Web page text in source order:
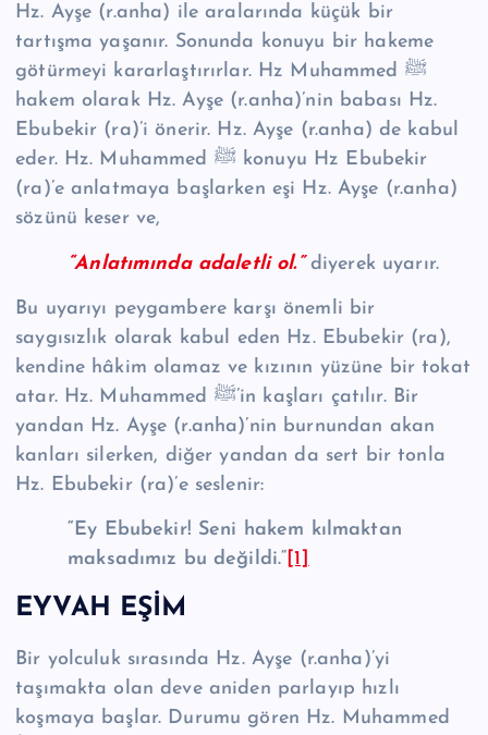
Hz. Ayşe (r.anha) ile aralarında küçük bir
tartışma yaşanır. Sonunda konuyu bir hakeme
götürmeyi kararlaştırırlar. Hz Muhammed ﷺ
hakem olarak Hz. Ayşe (r.anha)’nin babası Hz.
Ebubekir (ra)’i önerir. Hz. Ayşe (r.anha) de kabul
eder. Hz. Muhammed ﷺ konuyu Hz Ebubekir
(ra)’e anlatmaya başlarken eşi Hz. Ayşe (r.anha)
sözünü keser ve,
“Anlatımında adaletli ol.”diyerek uyarır.
Bu uyarıyı peygambere karşı önemli bir
saygısızlık olarak kabul eden Hz. Ebubekir (ra),
kendine hâkim olamaz ve kızının yüzüne bir tokat
atar. Hz. Muhammed ﷺ’in kaşları çatılır. Bir
yandan Hz. Ayşe (r.anha)’nin burnundan akan
kanları silerken, diğer yandan da sert bir tonla
Hz. Ebubekir (ra)’e seslenir:
“Ey Ebubekir! Seni hakem kılmaktan
maksadımız bu değildi.“ [1]
EYVAH EŞİM
Bir yolculuk sırasında Hz. Ayşe (r.anha)’yi
taşımakta olan deve aniden parlayıp hızlı
koşmaya başlar. Durumu gören Hz. Muhammed